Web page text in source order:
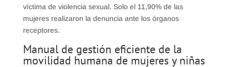
víctima de violencia sexual. Solo el 11,90% de las
mujeres realizaron la denuncia ante los órganos
receptores.
Manual de gestión eficiente de la
movilidad humana de mujeres y niñas